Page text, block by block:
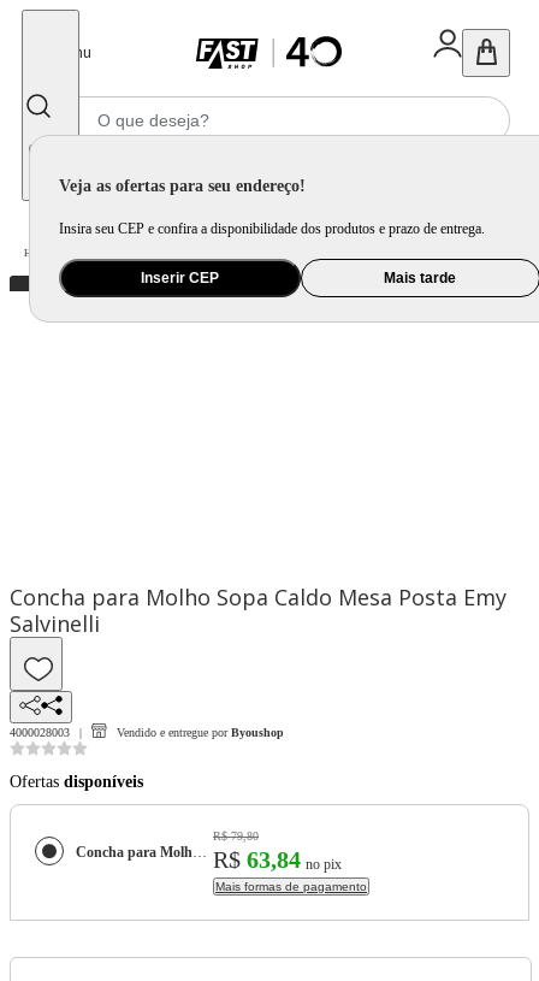
Menu
Veja as ofertas para seu endereço!
Insira seu CEP e confira a disponibilidade dos produtos e prazo de entrega.
Inserir CEP Mais tarde
Home
Concha para Molho Sopa Caldo Mesa Posta Emy
Salvinelli
4000028003 Vendido e entregue por Byoushop
Ofertas disponíveis
Concha para Molho Sopa Caldo Mesa Posta Emy Salvinelli
R$ 79,80
R$ 63,84 no pix
Mais formas de pagamento